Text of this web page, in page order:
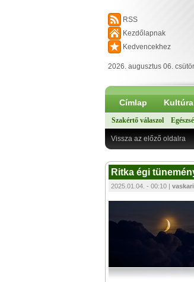
RSS
Kezdőlapnak
Kedvencekhez
2026. augusztus 06.
Címlap Kultúra
Szakértő válaszol
Vissza az előző oldalra
Ritka égi
2025.01.04. - 00:10 |